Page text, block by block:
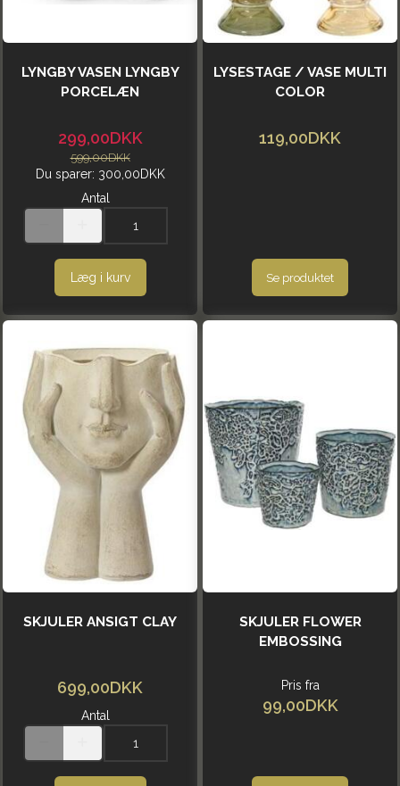
LYNGBY VASEN LYNGBY
PORCELÆN
299,00DKK
599,00DKK
Du sparer: 300,00DKK
Antal
Læg i kurv
LYSESTAGE / VASE MULTI
COLOR
119,00DKK
Se produktet
SKJULER ANSIGT CLAY
699,00DKK
Antal
SKJULER FLOWER
EMBOSSING
Pris fra
99,00DKK